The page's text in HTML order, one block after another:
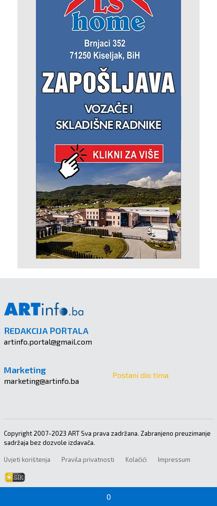
0
REDAKCIJA PORTALA
artinfo.portal@gmail.com
Marketing
marketing@artinfo.ba
Postani dio tima
Copyright 2007-2023 ART Sva prava zadržana. Zabranjeno preuzimanje
sadržaja bez dozvole izdavača.
Uvjeti korištenja Pravila privatnosti Kolačići Impressum